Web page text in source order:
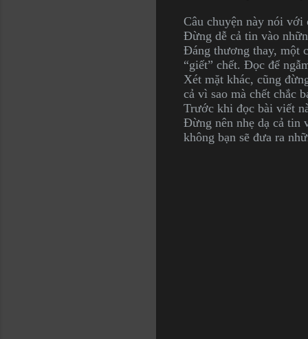
Câu chuyện này nói
Đừng dễ cả tin vào
Đáng thương thay, một
“giết” chết. Đọc để
Xét mặt khác, cũng
cả vì sao mà chết chắc
Trước khi đọc bài viết
Đừng nên nhẹ dạ cả tin
không bạn sẽ đưa ra